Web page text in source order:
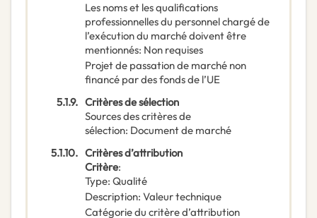
Les noms et les qualifications
professionnelles du personnel chargé de
l’exécution du marché doivent être
mentionnés: Non requises
Projet de passation de marché non
financé par des fonds de l’UE
5.1.9. Critères de sélection
Sources des critères de
sélection: Document de marché
5.1.10. Critères d’attribution
Critère:
Type: Qualité
Description: Valeur technique
Catégorie du critère d’attribution